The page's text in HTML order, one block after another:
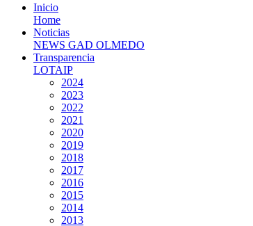
Inicio
Home
Noticias
NEWS GAD OLMEDO
Transparencia
LOTAIP
2024
2023
2022
2021
2020
2019
2018
2017
2016
2015
2014
2013